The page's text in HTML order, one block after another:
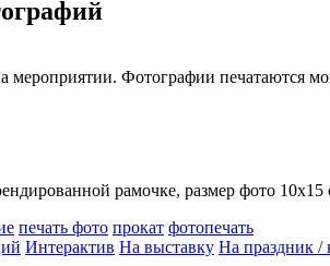
Фотографии печатаются
рамочке, размер фото 10х15
печать фото прокат фотопечать
Интерактив На выставку На праздник /